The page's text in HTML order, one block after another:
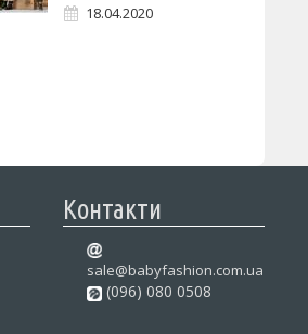
18.04.2020
Контакти
sale@babyfashion.com.ua
(096) 080 0508